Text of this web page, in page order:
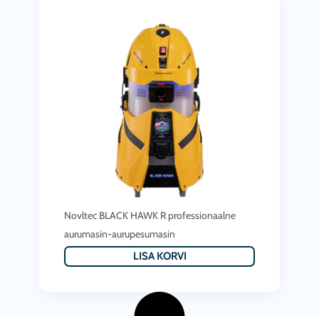
Novltec BLACK HAWK R professionaalne
aurumasin-aurupesumasin
LISA KORVI